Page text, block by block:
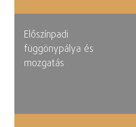
Előszínpadi
függönypálya és
mozgatás